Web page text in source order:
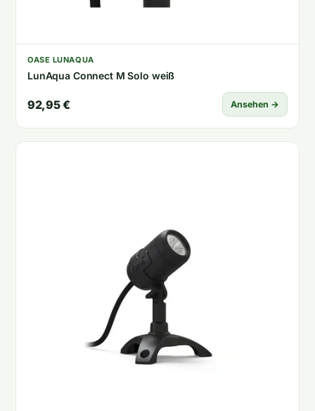
OASE LUNAQUA
LunAqua Connect M Solo weiß
92,95 € Ansehen →